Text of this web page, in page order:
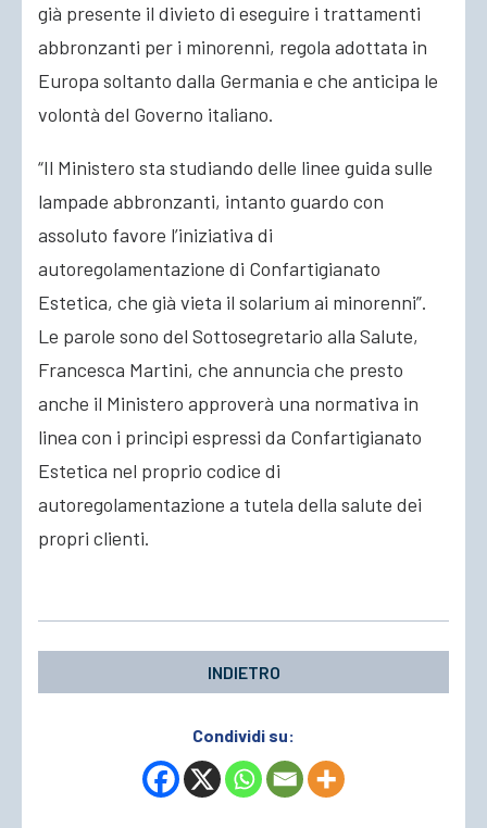
già presente il divieto di eseguire i trattamenti
abbronzanti per i minorenni, regola adottata in
Europa soltanto dalla Germania e che anticipa le
volontà del Governo italiano.
“Il Ministero sta studiando delle linee guida sulle
lampade abbronzanti, intanto guardo con
assoluto favore l’iniziativa di
autoregolamentazione di Confartigianato
Estetica, che già vieta il solarium ai minorenni”.
Le parole sono del Sottosegretario alla Salute,
Francesca Martini, che annuncia che presto
anche il Ministero approverà una normativa in
linea con i principi espressi da Confartigianato
Estetica nel proprio codice di
autoregolamentazione a tutela della salute dei
propri clienti.
INDIETRO
Condividi su: